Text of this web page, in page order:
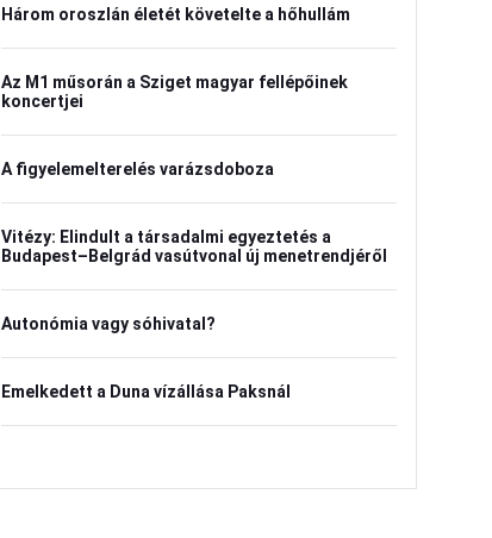
Három oroszlán életét követelte a hőhullám
Az M1 műsorán a Sziget magyar fellépőinek
koncertjei
A figyelemelterelés varázsdoboza
Vitézy: Elindult a társadalmi egyeztetés a
Budapest–Belgrád vasútvonal új menetrendjéről
Autonómia vagy sóhivatal?
Emelkedett a Duna vízállása Paksnál